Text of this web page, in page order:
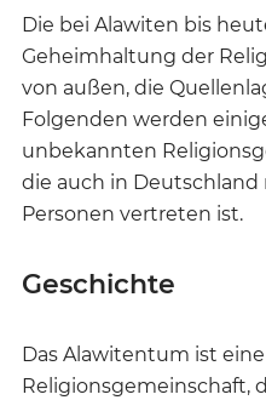
Die bei Alawiten bis
Geheimhaltung der
von außen, die
Folgenden werden
unbekannten
die auch in
Personen vertreten ist.
Geschichte
Das Alawitentum ist
Religionsgemeinschaft,